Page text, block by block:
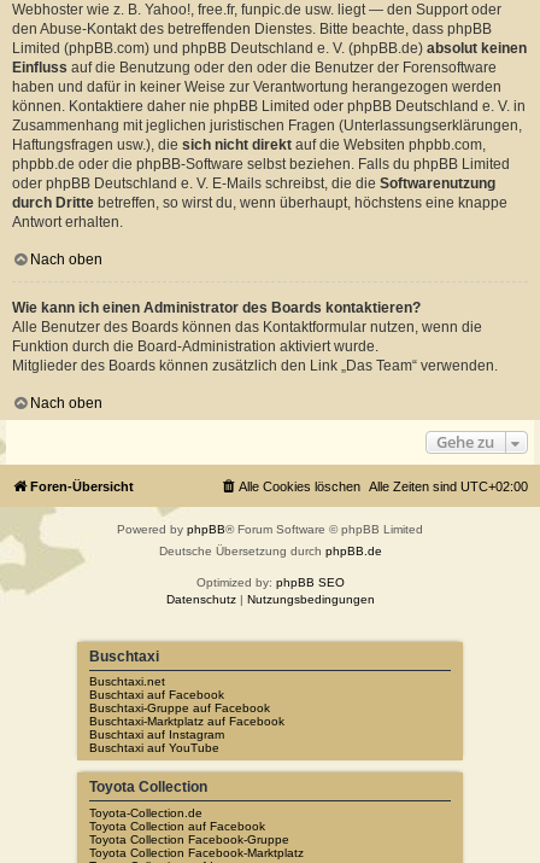
Webhoster wie z. B. Yahoo!, free.fr, funpic.de usw. liegt — den Support oder
den Abuse-Kontakt des betreffenden Dienstes. Bitte beachte, dass phpBB
Limited (phpBB.com) und phpBB Deutschland e. V. (phpBB.de) absolut keinen
Einfluss auf die Benutzung oder den oder die Benutzer der Forensoftware
haben und dafür in keiner Weise zur Verantwortung herangezogen werden
können. Kontaktiere daher nie phpBB Limited oder phpBB Deutschland e. V. in
Zusammenhang mit jeglichen juristischen Fragen (Unterlassungserklärungen,
Haftungsfragen usw.), die sich nicht direkt auf die Websiten phpbb.com,
phpbb.de oder die phpBB-Software selbst beziehen. Falls du phpBB Limited
oder phpBB Deutschland e. V. E-Mails schreibst, die die Softwarenutzung
durch Dritte betreffen, so wirst du, wenn überhaupt, höchstens eine knappe
Antwort erhalten.
Nach oben
Wie kann ich einen Administrator des Boards kontaktieren?
Alle Benutzer des Boards können das Kontaktformular nutzen, wenn die
Funktion durch die Board-Administration aktiviert wurde.
Mitglieder des Boards können zusätzlich den Link „Das Team“ verwenden.
Nach oben
Gehe zu
Foren-Übersicht Alle Zeiten sind UTC+02:00
Alle Cookies löschen
Powered by phpBB® Forum Software © phpBB Limited
Deutsche Übersetzung durch phpBB.de
Optimized by: phpBB SEO
Datenschutz| Nutzungsbedingungen
Buschtaxi
Buschtaxi.net
Buschtaxi auf Facebook
Buschtaxi-Gruppe auf Facebook
Buschtaxi-Marktplatz auf Facebook
Buschtaxi auf Instagram
Buschtaxi auf YouTube
Toyota Collection
Toyota-Collection.de
Toyota Collection auf Facebook
Toyota Collection Facebook-Gruppe
Toyota Collection Facebook-Marktplatz